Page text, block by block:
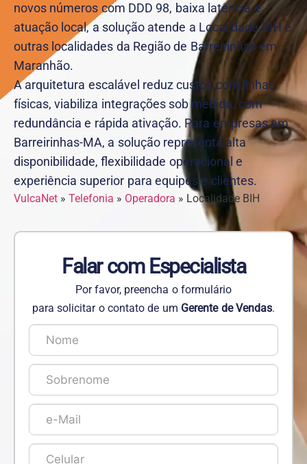
novos números com DDD 98, baixa latência e
atuação local, a solução atende a Localidade BIH e
outras localidades da Região de Barreirinhas em
Maranhão.
A arquitetura escalável reduz custos com linhas
físicas, viabiliza integrações sob medida, com
redundância e rápida ativação. Para empresas em
Barreirinhas-MA, a solução representa alta
disponibilidade, flexibilidade operacional e
experiência superior para equipes e clientes.
VulcaNet » Telefonia » Operadora » Localidade BIH
Falar com Especialista
Por favor, preencha o formulário
para solicitar o contato de um Gerente de Vendas.